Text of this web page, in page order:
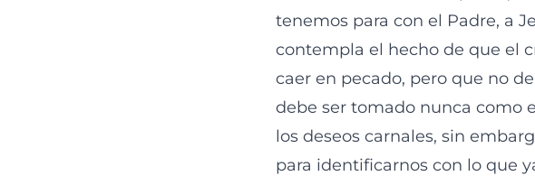
tenemos para con el Padre, a
contempla el hecho de que el
caer en pecado, pero que no
debe ser tomado nunca como
los deseos carnales, sin
para identificarnos con lo que